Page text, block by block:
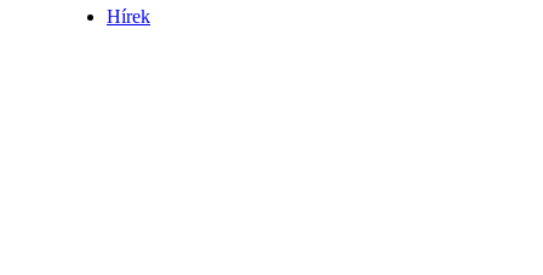
Hírek